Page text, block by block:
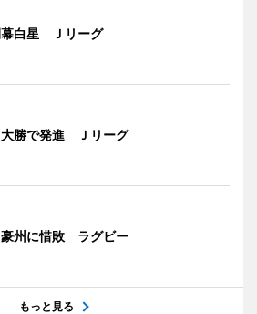
幕白星 Ｊリーグ
勝で発進 Ｊリーグ
豪州に惜敗 ラグビー
もっと見る